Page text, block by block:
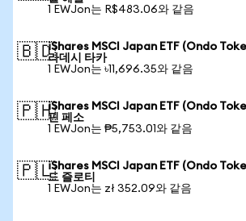
1 EWJon는 R$483.06와 같음
🇧🇩iShares MSCI Japan ETF (Ondo
라데시 타카
1 EWJon는 ৳11,696.35와 같음
🇵🇭iShares MSCI Japan ETF (Ondo
핀 페소
1 EWJon는 ₱5,753.01와 같음
🇵🇱iShares MSCI Japan ETF (Ondo
드 즐로티
1 EWJon는 zł 352.09와 같음